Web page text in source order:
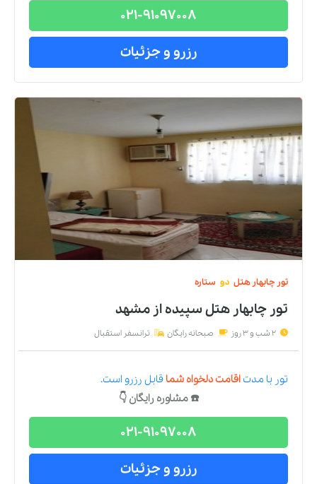
021-91097008
رزرو و جزئیات
تور چابهار هتل دو ستاره
تور چابهار هتل سپیدهاز مشهد
2 شب و 3 روز صبحانه رایگان ترانسفر استقبال
تور با مدتاقامت دلخواه شما قابل رزرو است.
☎️ مشاوره رایگان 👇
021-91097008
رزرو و جزئیات